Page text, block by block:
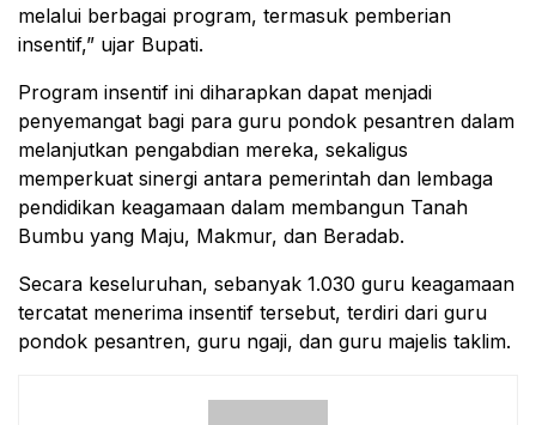
melalui berbagai program, termasuk pemberian
insentif,” ujar Bupati.
Program insentif ini diharapkan dapat menjadi
penyemangat bagi para guru pondok pesantren dalam
melanjutkan pengabdian mereka, sekaligus
memperkuat sinergi antara pemerintah dan lembaga
pendidikan keagamaan dalam membangun Tanah
Bumbu yang Maju, Makmur, dan Beradab.
Secara keseluruhan, sebanyak 1.030 guru keagamaan
tercatat menerima insentif tersebut, terdiri dari guru
pondok pesantren, guru ngaji, dan guru majelis taklim.